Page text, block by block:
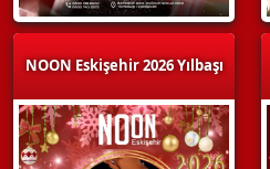
NOON Eskişehir 2026 Yılbaşı